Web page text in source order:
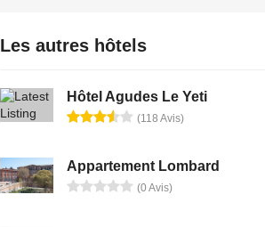
Les autres hôtels
Hôtel Agudes Le Yeti
(118 Avis)
Appartement Lombard
(0 Avis)